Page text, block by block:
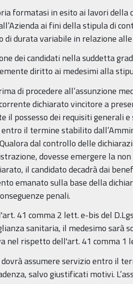
formatasi in esito ai lavori della
ai fini della stipula di
di durata variabile in relazione
dei candidati nella suddetta
diritto ai medesimi alla
di procedere all’assunzione
dichiarato vincitore a
il possesso dei requisiti generali
entro il termine stabilito
dal controllo delle
dovesse emergere la
il candidato decadrà dai
emanato sulla base della
penali.
41 comma 2 lett. e-bis del
sanitaria, il medesimo sarà
nel rispetto dell'art. 41 comma 1
assumere servizio entro il
salvo giustificati motivi.